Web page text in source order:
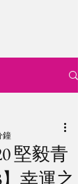
堅毅青
】幸運之
鐘